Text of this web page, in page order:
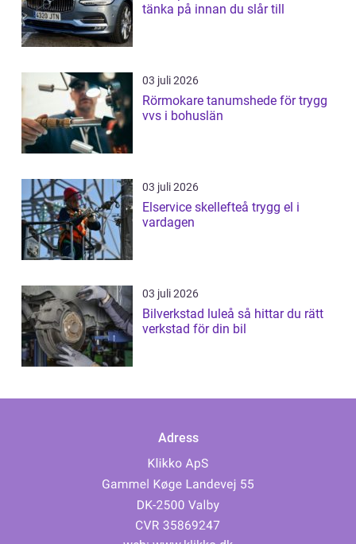
tänka på innan du slår till
03 juli 2026
Rörmokare tanumshede för trygg
vvs i bohuslän
03 juli 2026
Elservice skellefteå trygg el i
vardagen
03 juli 2026
Bilverkstad luleå så hittar du rätt
verkstad för din bil
Adress